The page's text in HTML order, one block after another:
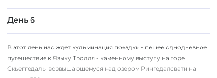
Прекестолен и сверху- этот вид, пожалуй, еще интереснее.
После Прекестолена мы двинемся к городку Одда по
живописнейшей 13-й дороге, окруженной бесчисленным
День 6
В этот день нас ждет кульминация поездки - пешее однодневное
путешествие к Языку Тролля - каменному выступу на горе
Скьеггедаль, возвышающемуся над озером Рингедалсватн на